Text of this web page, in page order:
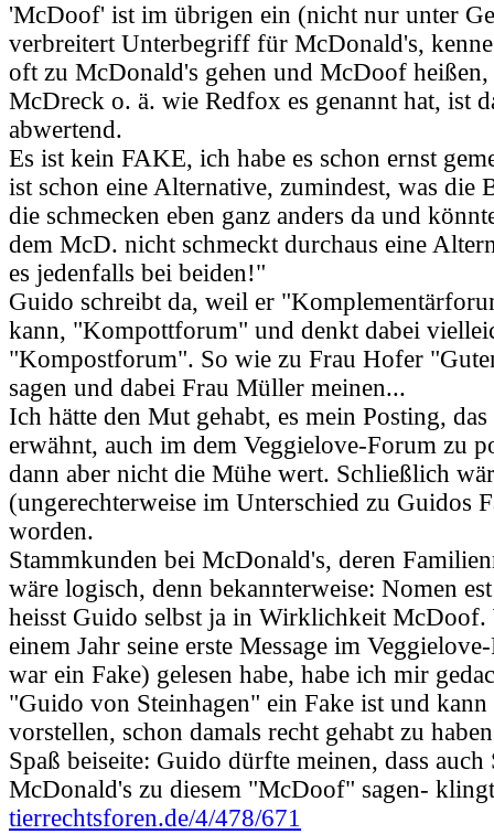
'McDoof' ist im übrigen ein (nicht nur unter
verbreitert Unterbegriff für McDonald's,
oft zu McDonald's gehen und McDoof
McDreck o. ä. wie Redfox es genannt hat, ist
abwertend.
Es ist kein FAKE, ich habe es schon ernst
ist schon eine Alternative, zumindest, was die
die schmecken eben ganz anders da und
dem McD. nicht schmeckt durchaus eine
es jedenfalls bei beiden!"
Guido schreibt da, weil er
kann, "Kompottforum" und denkt dabei
"Kompostforum". So wie zu Frau Hofer
sagen und dabei Frau Müller meinen...
Ich hätte den Mut gehabt, es mein Posting,
erwähnt, auch im dem Veggielove-Forum zu
dann aber nicht die Mühe wert. Schließlich
(ungerechterweise im Unterschied zu Guidos
worden.
Stammkunden bei McDonald's, deren
wäre logisch, denn bekannterweise: Nomen
heisst Guido selbst ja in Wirklichkeit
einem Jahr seine erste Message im
war ein Fake) gelesen habe, habe ich mir
"Guido von Steinhagen" ein Fake ist und
vorstellen, schon damals recht gehabt zu
Spaß beiseite: Guido dürfte meinen, dass
McDonald's zu diesem "McDoof" sagen-
tierrechtsforen.de/4/478/671